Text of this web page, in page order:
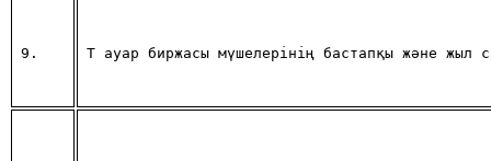
9. Т ауар биржасы мүшелерiнiң бастапқы және жыл